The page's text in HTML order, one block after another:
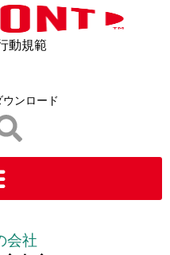
動規範
ウンロード
会社